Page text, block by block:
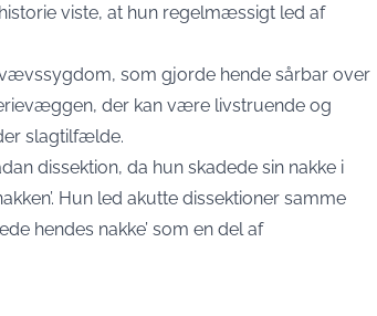
viste, at hun regelmæssigt led af
som gjorde hende sårbar over
der kan være livstruende og
slagtilfælde.
dissektion, da hun skadede sin nakke i
Hun led akutte dissektioner samme
hendes nakke’ som en del af